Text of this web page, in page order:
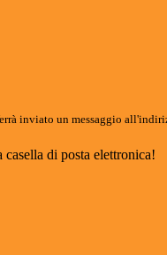
inviato un messaggio
di posta elettronica!